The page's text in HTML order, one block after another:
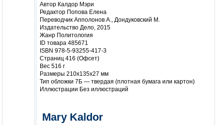
Автор Калдор Мэри
Редактор Попова Елена
Переводчик Апполонов А., Дондуковский М.
Издательство Дело, 2015
Жанр Политология
ID товара 485671
ISBN 978-5-93255-417-3
Страниц 416 (Офсет)
Вес 516 г
Размеры 210x135x27 мм
Тип обложки 7Б — твердая (плотная бумага или картон)
Иллюстрации Без иллюстраций
Mary Kaldor